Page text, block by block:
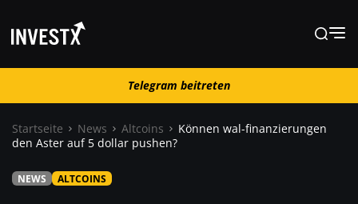
Telegram beitreten
Telegram beitreten
Startseite News Altcoins
Können wal-finanzierungen
den Aster auf 5 dollar pushen?
NEWS ALTCOINS